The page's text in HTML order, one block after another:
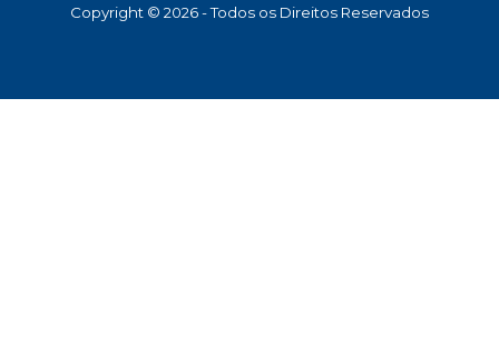
Copyright © 2026 - Todos os Direitos Reservados